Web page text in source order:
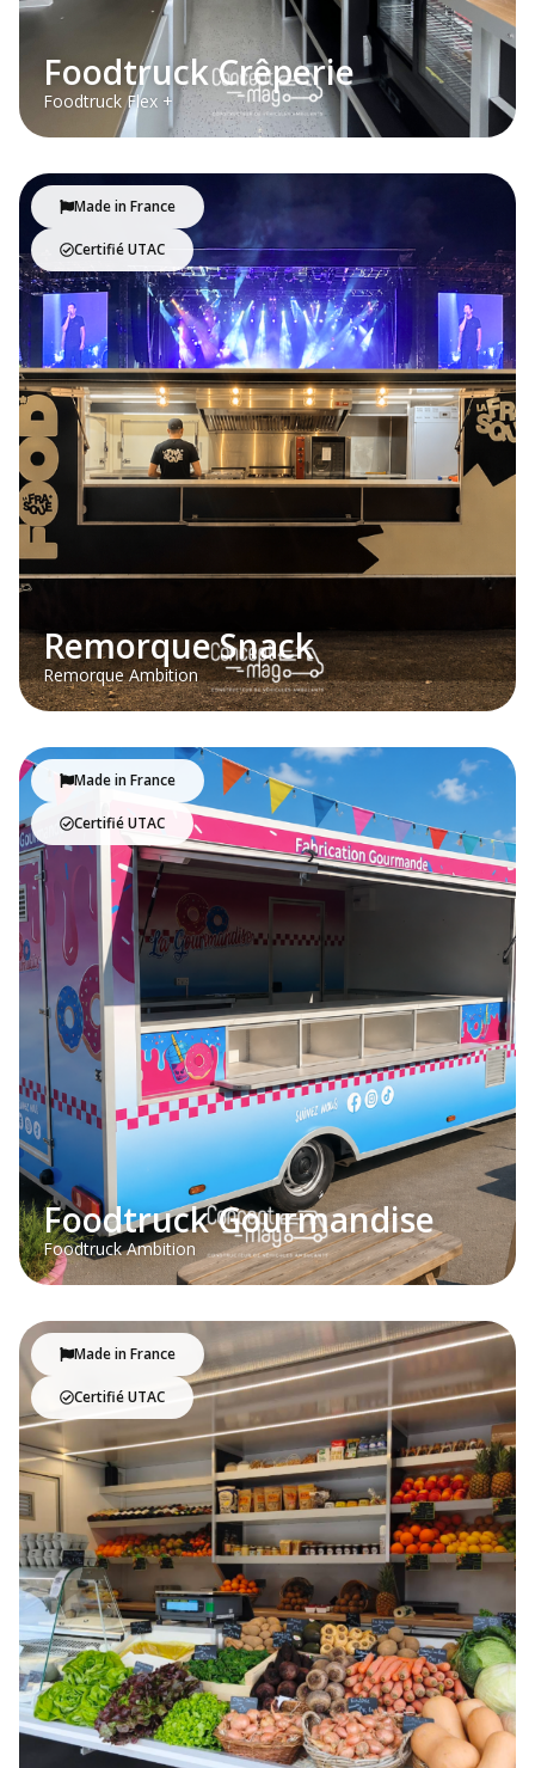
Foodtruck Crêperie
Foodtruck Flex +
Made in France
Certifié UTAC
Remorque Snack
Remorque Ambition
Made in France
Certifié UTAC
Foodtruck Gourmandise
Foodtruck Ambition
Made in France
Certifié UTAC